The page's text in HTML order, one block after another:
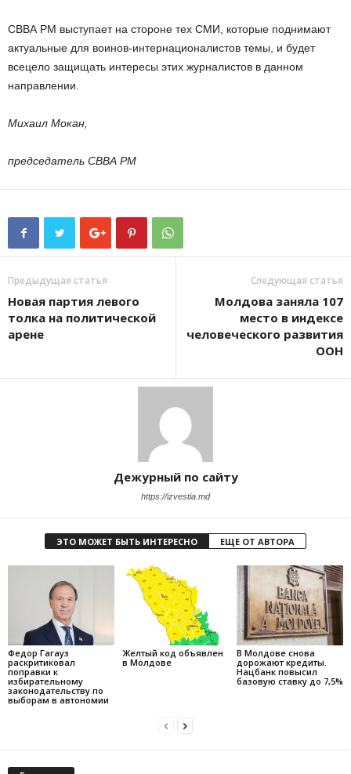
СВВА РМ выступает на стороне тех СМИ, которые поднимают
актуальные для воинов-интернационалистов темы, и будет
всецело защищать интересы этих журналистов в данном
направлении.
Михаил Мокан,
председатель СВВА РМ
Предыдущая статья
Новая партия левого
толка на политической
арене
Следующая статья
Молдова заняла 107
место в индексе
человеческого развития
ООН
Дежурный по сайту
https://izvestia.md
ЭТО МОЖЕТ БЫТЬ ИНТЕРЕСНО ЕЩЕ ОТ АВТОРА
Федор Гагауз
раскритиковал
поправки к
избирательному
законодательству по
выборам в автономии
Желтый код объявлен
в Молдове
В Молдове снова
дорожают кредиты.
Нацбанк повысил
базовую ставку до 7,5%